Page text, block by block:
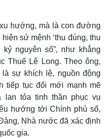
Chứng khoán
Giá cà phê
hướng, mà là con đường
sứ mệnh ‘thu đúng, thu
nguyên số”, như khẳng
Thuế Lê Long. Theo ông,
sự khích lệ, nguồn động
tiếp tục đổi mới mạnh mẽ
lan tỏa tinh thần phục vụ
hướng tới Chính phủ số,
Nhà nước đã xác định
gia.